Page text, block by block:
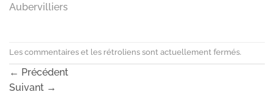
Aubervilliers
Les commentaires et les rétroliens sont actuellement fermés.
← Précédent
Suivant →